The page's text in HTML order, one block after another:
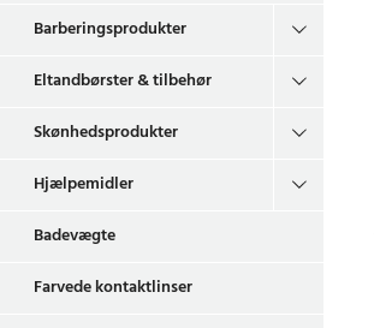
Barberingsprodukter
Eltandbørster & tilbehør
Skønhedsprodukter
Hjælpemidler
Badevægte
Farvede kontaktlinser